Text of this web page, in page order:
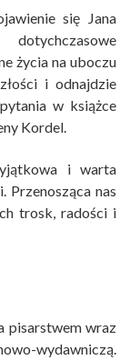
się Jana
dotychczasowe
życia na uboczu
i odnajdzie
w książce
Kordel.
i warta
Przenosząca nas
trosk, radości i
pisarstwem wraz
wydawniczą.